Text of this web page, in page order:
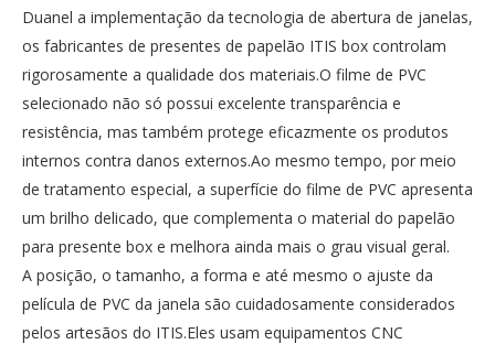
Duanel a implementação da tecnologia de abertura de janelas,
os fabricantes de presentes de papelão ITIS box controlam
rigorosamente a qualidade dos materiais.O filme de PVC
selecionado não só possui excelente transparência e
resistência, mas também protege eficazmente os produtos
internos contra danos externos.Ao mesmo tempo, por meio
de tratamento especial, a superfície do filme de PVC apresenta
um brilho delicado, que complementa o material do papelão
para presente box e melhora ainda mais o grau visual geral.
A posição, o tamanho, a forma e até mesmo o ajuste da
película de PVC da janela são cuidadosamente considerados
pelos artesãos do ITIS.Eles usam equipamentos CNC